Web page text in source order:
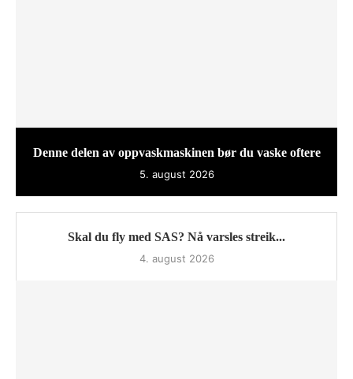
Denne delen av oppvaskmaskinen bør du vaske oftere
5. august 2026
Skal du fly med SAS? Nå varsles streik...
4. august 2026